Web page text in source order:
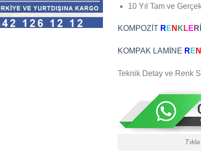
10 Yıl Tam ve
KOMPOZİT R E N K LE R
KOMPAK LAMİNE R E N
Teknik Detay ve Renk